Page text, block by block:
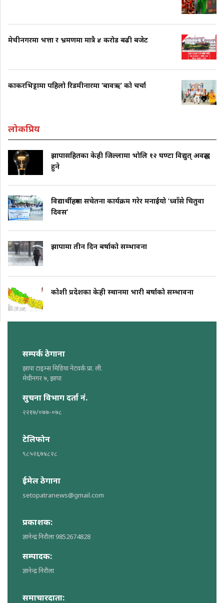
मेचीनगरमा भत्ता र भ्रमणमा मात्रै ४ करोड बढी बजेट
काकरभिट्टामा पहिलो रिडमीनारमा ‘बावऋ’ को चर्चा
लोकप्रिय
झापासहितका केही जिल्लामा भोलि १२ घण्टा विद्युत् अवरुद्ध
हुने
विद्यार्थीहरुमा सचेतना कार्यक्रम गरेर मनाईयो ‘ध्वाँसे चितुवा
दिवस’
झापामा तीन दिन बर्षाको सम्भावना
कोशी प्रदेशका केही स्थानमा भारी बर्षाको सम्भावना
सम्पर्क ठेगाना
झापा टाइम्स मिडिया नेटवर्क प्रा. ली.
मेचीनगर ७, झापा
सुचना विभाग दर्ता नं.
२२१७/०७७-०७८
टेलिफोन
९८५२६७४८२८
ईमेल ठेगाना
setopatranews@gmail.com
प्रकाशक:
ज्ञानेन्द्र निरौला 9852674828
सम्पादक:
ज्ञानेन्द्र निरौला
समाचारदाता: